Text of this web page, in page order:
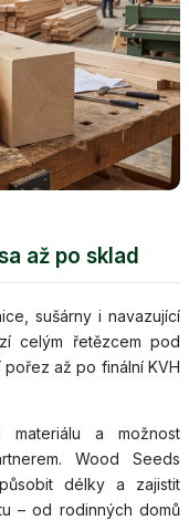
až po sklad
sušárny i navazující
celým řetězcem pod
až po finální KVH
a možnost
Wood Seeds
délky a zajistit
– od rodinných domů